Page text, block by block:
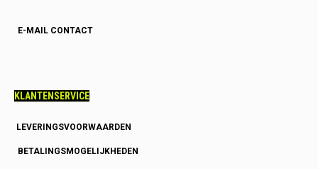
E-MAIL CONTACT
KLANTENSERVICE
LEVERINGSVOORWAARDEN
BETALINGSMOGELIJKHEDEN